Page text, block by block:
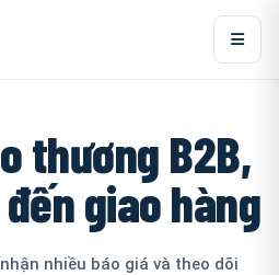
thương B2B,
giao hàng
nhiều báo giá và theo dõi